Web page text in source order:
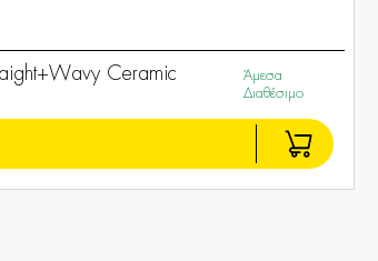
Ceramic
Άμεσα
Διαθέσιμο